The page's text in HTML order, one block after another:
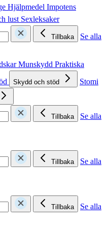
Hjälpmedel Impotens
lust Sexleksaker
Tillbaka
Se alla
Munskydd Praktiska
Skydd och stöd
Stomi
Tillbaka
Se alla
Tillbaka
Se alla
Tillbaka
Se alla